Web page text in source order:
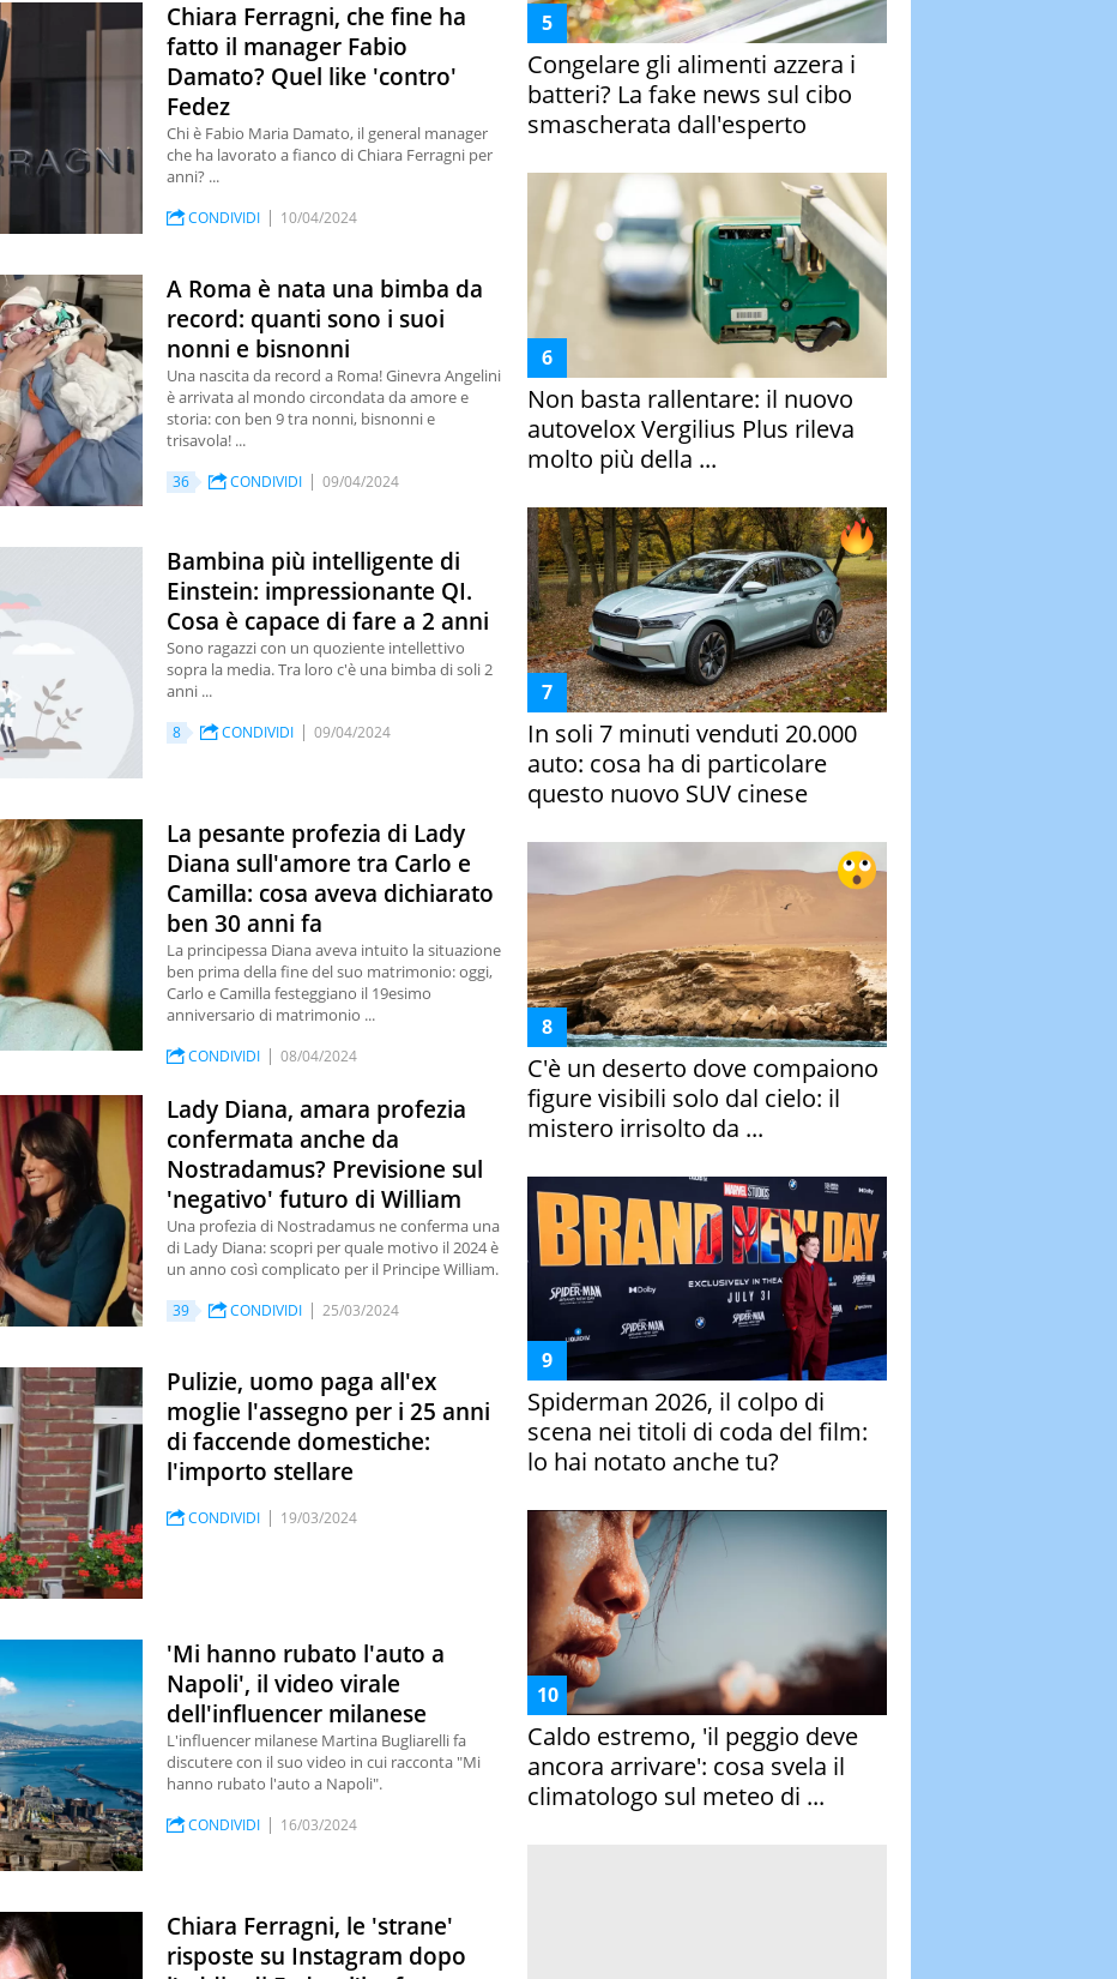
Chiara Ferragni, che fine ha
fatto il manager Fabio
Damato? Quel like 'contro'
Fedez
Chi è Fabio Maria Damato, il general manager
che ha lavorato a fianco di Chiara Ferragni per
anni? ...
CONDIVIDI 10/04/2024
A Roma è nata una bimba da
record: quanti sono i suoi
nonni e bisnonni
Una nascita da record a Roma! Ginevra Angelini
è arrivata al mondo circondata da amore e
storia: con ben 9 tra nonni, bisnonni e
trisavola! ...
36 CONDIVIDI 09/04/2024
Bambina più intelligente di
Einstein: impressionante QI.
Cosa è capace di fare a 2 anni
Sono ragazzi con un quoziente intellettivo
sopra la media. Tra loro c'è una bimba di soli 2
anni ...
8 CONDIVIDI 09/04/2024
La pesante profezia di Lady
Diana sull'amore tra Carlo e
Camilla: cosa aveva dichiarato
ben 30 anni fa
La principessa Diana aveva intuito la situazione
ben prima della fine del suo matrimonio: oggi,
Carlo e Camilla festeggiano il 19esimo
anniversario di matrimonio ...
CONDIVIDI 08/04/2024
Lady Diana, amara profezia
confermata anche da
Nostradamus? Previsione sul
'negativo' futuro di William
Una profezia di Nostradamus ne conferma una
di Lady Diana: scopri per quale motivo il 2024 è
un anno così complicato per il Principe William.
39 CONDIVIDI 25/03/2024
Pulizie, uomo paga all'ex
moglie l'assegno per i 25 anni
di faccende domestiche:
l'importo stellare
CONDIVIDI 19/03/2024
'Mi hanno rubato l'auto a
Napoli', il video virale
dell'influencer milanese
L'influencer milanese Martina Bugliarelli fa
discutere con il suo video in cui racconta "Mi
hanno rubato l'auto a Napoli".
CONDIVIDI 16/03/2024
Chiara Ferragni, le 'strane'
risposte su Instagram dopo
Congelare gli alimenti azzera i
batteri? La fake news sul cibo
smascherata dall'esperto
Non basta rallentare: il nuovo
autovelox Vergilius Plus rileva
molto più della ...
In soli 7 minuti venduti 20.000
auto: cosa ha di particolare
questo nuovo SUV cinese
C'è un deserto dove compaiono
figure visibili solo dal cielo: il
mistero irrisolto da ...
Spiderman 2026, il colpo di
scena nei titoli di coda del film:
lo hai notato anche tu?
Caldo estremo, 'il peggio deve
ancora arrivare': cosa svela il
climatologo sul meteo di ...